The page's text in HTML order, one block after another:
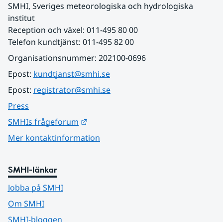
SMHI, Sveriges meteorologiska och hydrologiska
institut
Reception och växel: 011-495 80 00
Telefon kundtjänst: 011-495 82 00
Organisationsnummer: 202100-0696
Epost: kundtjanst@smhi.se
Epost: registrator@smhi.se
Press
SMHIs frågeforum
Mer kontaktinformation
SMHI-länkar
Jobba på SMHI
Om SMHI
SMHI-bloggen